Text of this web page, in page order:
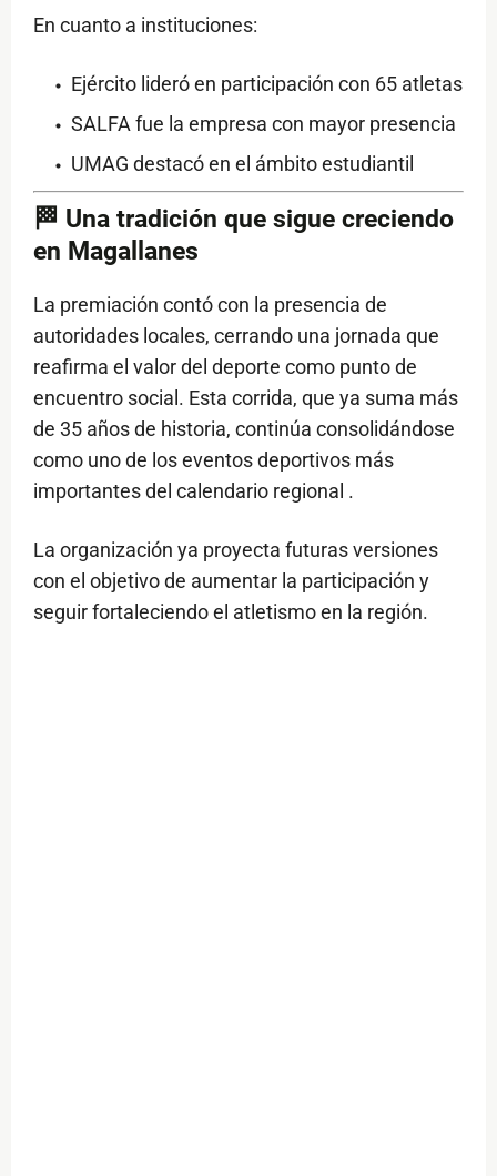
En cuanto a instituciones:
Ejército lideró en participación con 65 atletas
SALFA fue la empresa con mayor presencia
UMAG destacó en el ámbito estudiantil
🏁 Una tradición que sigue creciendo
en Magallanes
La premiación contó con la presencia de
autoridades locales, cerrando una jornada que
reafirma el valor del deporte como punto de
encuentro social. Esta corrida, que ya suma más
de 35 años de historia, continúa consolidándose
como uno de los eventos deportivos más
importantes del calendario regional .
La organización ya proyecta futuras versiones
con el objetivo de aumentar la participación y
seguir fortaleciendo el atletismo en la región.